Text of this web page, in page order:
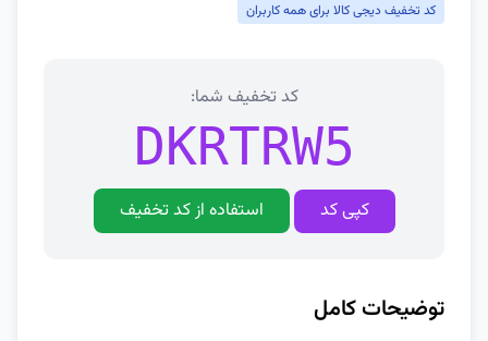
کد تخفیف دیجی کالا برای همه کاربران
کد تخفیف شما:
DKRTRW5
کپی کد استفاده از کد تخفیف
توضیحات کامل